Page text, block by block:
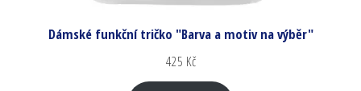
Dámské funkční tričko "Barva a motiv na výběr"
425 Kč